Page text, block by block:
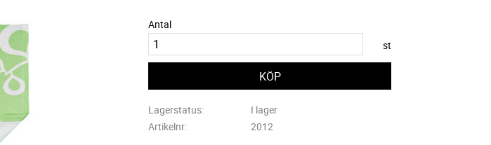
Antal
st
Lagerstatus
I lager
Artikelnr
2012